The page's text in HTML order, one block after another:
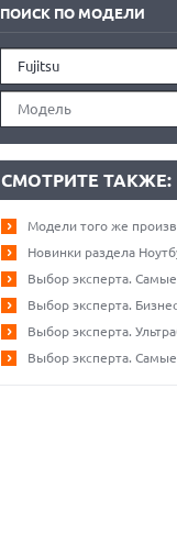
ПОИСК ПО МОДЕЛИ
Fujitsu
Модель
СМОТРИТЕ ТАКЖЕ:
Модели того же
Новинки раздела
Выбор эксперта.
Выбор эксперта. Бизнес
Выбор эксперта.
Выбор эксперта.